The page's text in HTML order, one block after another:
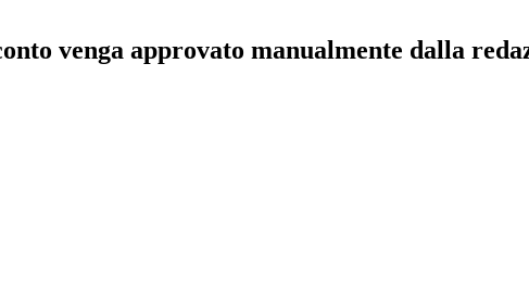
venga approvato manualmente dalla